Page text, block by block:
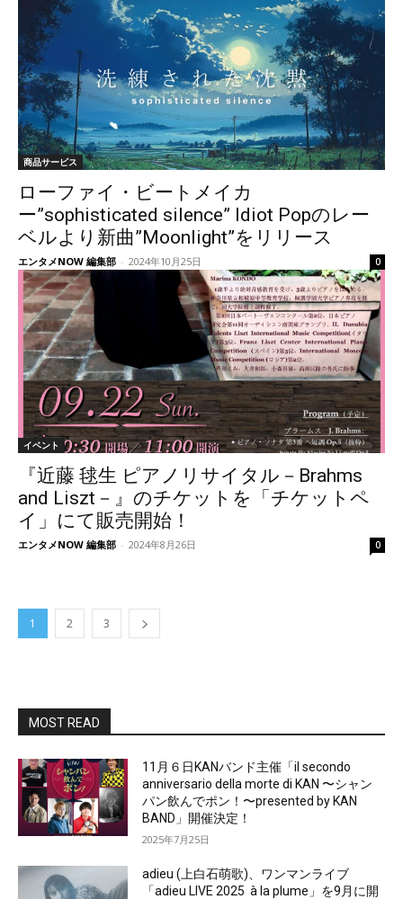
商品サービス
ローファイ・ビートメイカ
ー”sophisticated silence” Idiot Popのレー
ベルより新曲”Moonlight”をリリース
エンタメNOW 編集部 - 2024年10月25日 0
イベント
『近藤 毬生 ピアノリサイタル－Brahms
and Liszt－』のチケットを「チケットペ
イ」にて販売開始！
エンタメNOW 編集部 - 2024年8月26日 0
1 2 3
MOST READ
11月６日KANバンド主催「il secondo
anniversario della morte di KAN 〜シャン
パン飲んでポン！〜presented by KAN
BAND」開催決定！
2025年7月25日
adieu (上白石萌歌)、ワンマンライブ
「adieu LIVE 2025 à la plume」を9月に開